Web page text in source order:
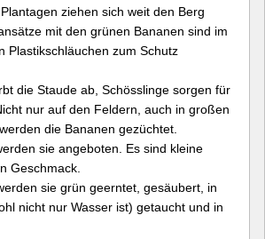
ziehen sich weit den Berg
mit den grünen Bananen sind im
Plastikschläuchen zum Schutz
die Staude ab, Schösslinge sorgen für
nur auf den Feldern, auch in großen
die Bananen gezüchtet.
sie angeboten. Es sind kleine
Geschmack.
sie grün geerntet, gesäubert, in
nicht nur Wasser ist) getaucht und in